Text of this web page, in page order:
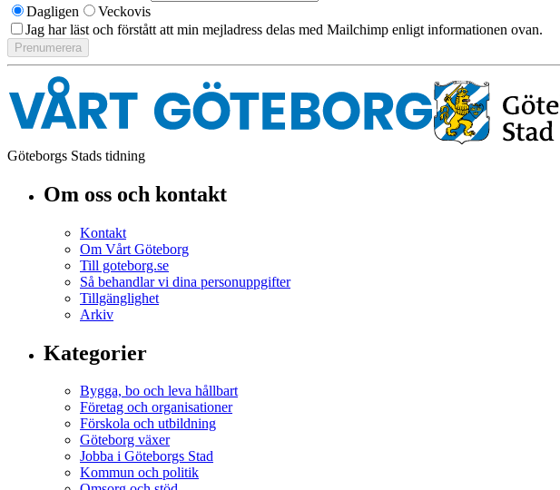
Dagligen
Veckovis
Jag har läst och förstått att min mejladress delas med Mailchimp enligt informationen ovan.
Göteborgs Stads tidning
Om oss och kontakt
Kontakt
Om Vårt Göteborg
Till goteborg.se
Så behandlar vi dina personuppgifter
Tillgänglighet
Arkiv
Kategorier
Bygga, bo och leva hållbart
Företag och organisationer
Förskola och utbildning
Göteborg växer
Jobba i Göteborgs Stad
Kommun och politik